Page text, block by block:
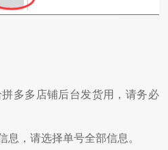
多店铺后台发货用，请务必
，请选择单号全部信息。